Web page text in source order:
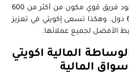
عالية المستوى وذلك لوجود فريق قوي مكون من أكثر من 600
خبير، ومكاتب عالمية في 6 دول. وهكذا تسعى إكويتي في تعزيز
الأفضل لجميع عملائها.
المالية اكويتي